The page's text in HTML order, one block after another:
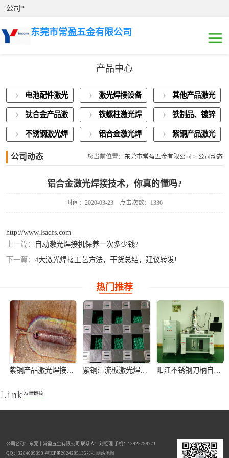
公司*
东莞市常盈五金有限公司
产品中心
电池配件激光
焊接
激光焊接设备
展示
其他产品激光
焊接
钛合金产品激
光焊接
铁螺柱激光焊
接加工
铁制品、镀锌
板激光焊接
不锈钢激光焊
铝合金激光焊
紫铜产品激光
公司动态 您当前位置： 东莞市常盈五金有限公司 > 公司动态
铝合金激光焊接技术，你真的懂吗?
时间：2020-03-23 点击次数：1336
http://www.lsadfs.com
上一篇：
自动激光焊接机保养一次多少钱?
下一篇： 4大激光焊接工艺方法，干货总结，建议转发!
热门推荐
紫铜产品激光焊接加工 紫铜汇流板激光焊接加工 阳江不锈钢刀柄自动激光焊接机
不锈钢窗花灯饰手持式激光焊接机 激光切割机 全自动铝离子电池壳激光焊接机
公司名称：东莞市常盈五金有限公司 联系人：刘经理 手机：13925799771
QQ：3284009399 粤ICP备2024205135号-1 网站地图
接
激光焊接设备展
示
其他产品激光焊
铝合金激光焊接